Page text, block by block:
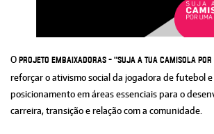
O Projeto Embaixadoras - "Suja a tua camisola por
reforçar o ativismo social da jogadora de futebol e
posicionamento em áreas essenciais para o
carreira, transição e relação com a comunidade.